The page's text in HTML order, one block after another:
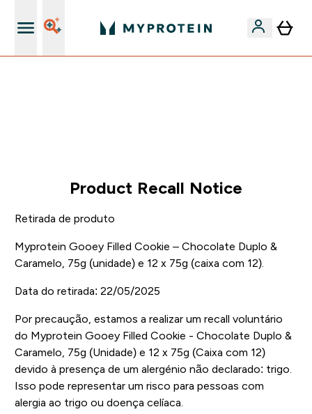
Product Recall Notice
Retirada de produto
Myprotein Gooey Filled Cookie – Chocolate Duplo &
Caramelo, 75g (unidade) e 12 x 75g (caixa com 12).
Data do retirada: 22/05/2025
Por precaução, estamos a realizar um recall voluntário
do Myprotein Gooey Filled Cookie - Chocolate Duplo &
Caramelo, 75g (Unidade) e 12 x 75g (Caixa com 12)
devido à presença de um alergénio não declarado: trigo.
Isso pode representar um risco para pessoas com
alergia ao trigo ou doença celíaca.